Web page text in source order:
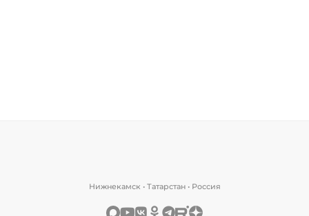
Нижнекамск • Татарстан • Россия